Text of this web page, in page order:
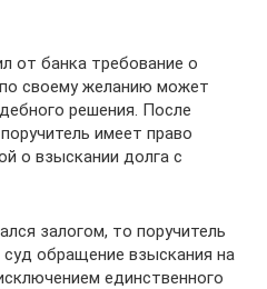
от банка требование о
своему желанию может
решения. После
имеет право
о взыскании долга с
залогом, то поручитель
обращение взыскания на
единственного